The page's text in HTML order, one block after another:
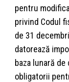
pentru
privind Codul
de 31
datorează
baza lunară
obligatorii